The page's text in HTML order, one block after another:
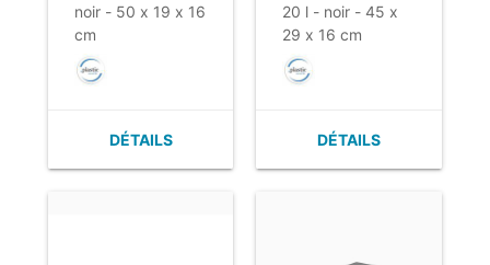
noir - 50 x 19 x 16
cm
DÉTAILS
20 l - noir - 45 x
29 x 16 cm
DÉTAILS